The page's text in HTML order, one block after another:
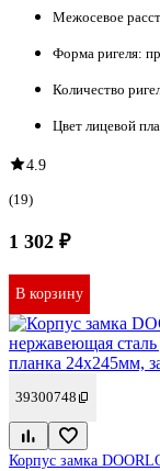
Межосевое
Форма ригеля:
Количество
Цвет лицевой
4.9
(19)
1 302 ₽
В корзину
39300748
Корпус замка